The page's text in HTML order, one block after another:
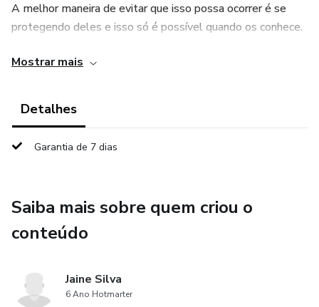
A melhor maneira de evitar que isso possa ocorrer é se
protegendo deles e isso só é possível quando os conhece.
que ele é seu inimigo, não é mesmo? Pois bem, você
que eles seguem e assim saberá reconhecê-los e ao
demais.
Mostrar mais
Detalhes
Garantia de 7 dias
Saiba mais sobre quem criou o
conteúdo
Jaine Silva
6 Ano Hotmarter